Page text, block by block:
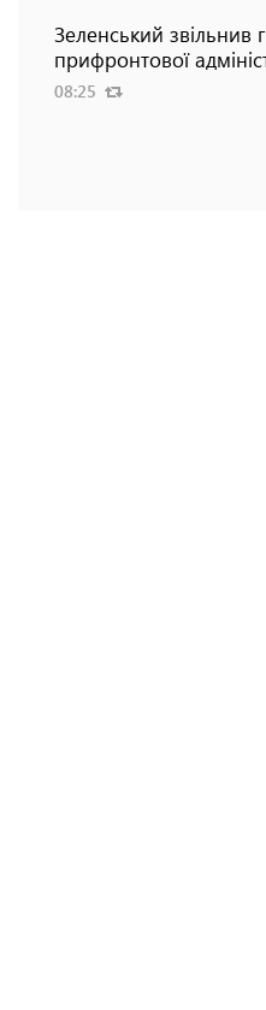
Зеленський звільнив
прифронтової
08:25